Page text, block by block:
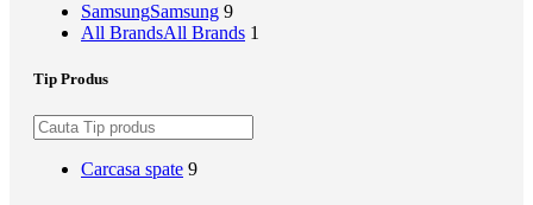
SamsungSamsung 9
All BrandsAll Brands 1
Tip Produs
Carcasa spate 9